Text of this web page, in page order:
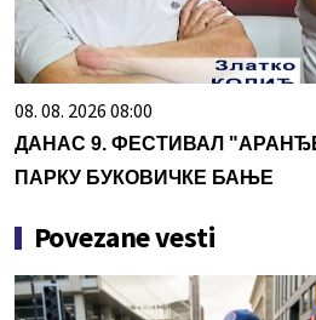
08. 08. 2026 08:00
ДАНАС 9. ФЕСТИВАЛ
ПАРКУ БУКОВИЧКЕ БАЊЕ
Povezane vesti